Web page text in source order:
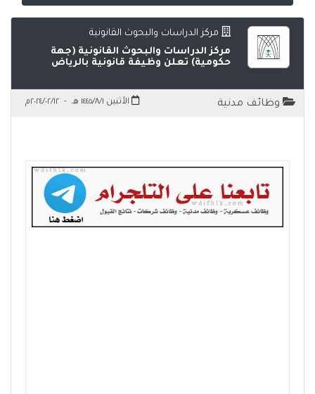
مركز الدراسات والبحوث القانونية
مركز الدراسات والبحوث القانونية (جهة
حكومية) تعلن وظيفة قانونية بالرياض
وظائف مدنية الأثنين ١٤٤٥/٨/١ هـ - ٢٠٢٤/٠٢/١٢م